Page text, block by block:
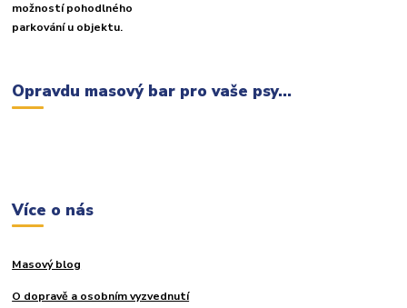
možností pohodlného
parkování u objektu.
Opravdu masový bar pro vaše psy...
Více o nás
Masový blog
O dopravě a osobním vyzvednutí